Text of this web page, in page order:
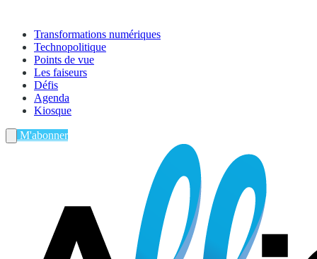
Transformations numériques
Technopolitique
Points de vue
Les faiseurs
Défis
Agenda
Kiosque
M'abonner